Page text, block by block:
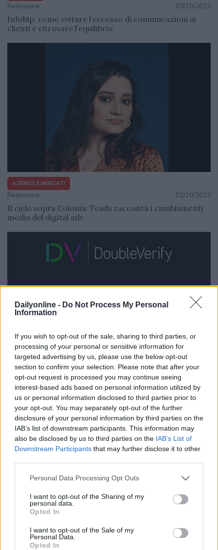
Dailyonline - Do Not Process My Personal
Information
If you wish to opt-out of the sale, sharing to third parties, or
processing of your personal or sensitive information for
targeted advertising by us, please use the below opt-out
section to confirm your selection. Please note that after your
opt-out request is processed you may continue seeing
interest-based ads based on personal information utilized by
us or personal information disclosed to third parties prior to
your opt-out. You may separately opt-out of the further
disclosure of your personal information by third parties on the
IAB’s list of downstream participants. This information may
also be disclosed by us to third parties on the IAB’s List of
Downstream Participants that may further disclose it to other
Personal Data Processing Opt Outs
I want to opt-out of the Sharing of my
personal data.
Opted In
I want to opt-out of the Sale of my
Personal Data.
Opted In
Redazione 03/10/2023
Infobip: come evitare l’eccesso di comunicazioni ai
clienti e ritrovare l’equilibrio
AZIENDE E MERCATI
Redazione 02/10/2023
Il cielo sopra Colonia: Teads racconta i cambiamenti
media del digital adv
ARCHIVIO
Redazione 28/09/2023
Outbrain e DoubleVerify insieme per potenziare le
campagne Onyx in favore dei brand
ARCHIVIO